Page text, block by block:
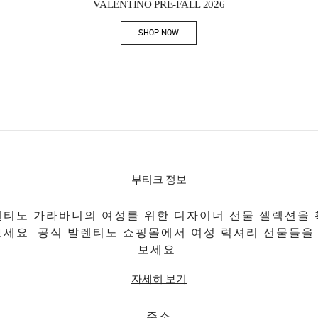
VALENTINO PRE-FALL 2026
SHOP NOWLink Opens in New Tab
부티크 정보
티노 가라바니의 여성를 위한 디자이너 선물 셀렉션을
세요. 공식 발렌티노 쇼핑몰에서 여성 럭셔리 선물들을
보세요.
자세히 보기